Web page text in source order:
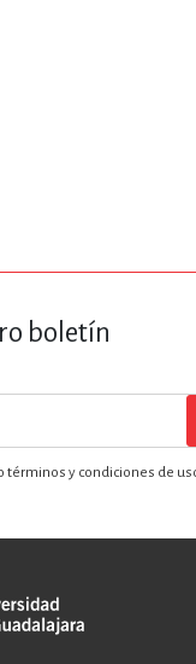
boletín
términos y condiciones de